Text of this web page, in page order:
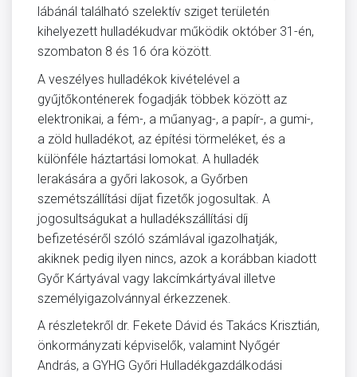
lábánál található szelektív sziget területén
kihelyezett hulladékudvar működik október 31-én,
szombaton 8 és 16 óra között.
A veszélyes hulladékok kivételével a
gyűjtőkonténerek fogadják többek között az
elektronikai, a fém-, a műanyag-, a papír-, a gumi-,
a zöld hulladékot, az építési törmeléket, és a
különféle háztartási lomokat. A hulladék
lerakására a győri lakosok, a Győrben
szemétszállítási díjat fizetők jogosultak. A
jogosultságukat a hulladékszállítási díj
befizetéséről szóló számlával igazolhatják,
akiknek pedig ilyen nincs, azok a korábban kiadott
Győr Kártyával vagy lakcímkártyával illetve
személyigazolvánnyal érkezzenek.
A részletekről dr. Fekete Dávid és Takács Krisztián,
önkormányzati képviselők, valamint Nyőgér
András, a GYHG Győri Hulladékgazdálkodási